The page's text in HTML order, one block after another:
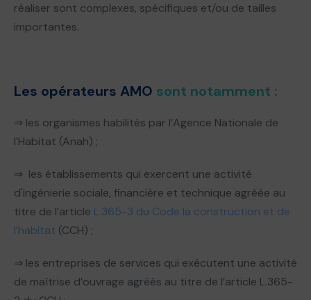
réaliser sont complexes, spécifiques et/ou de tailles
importantes.
Les opérateurs AMO sont notamment :
⇒ les organismes habilités par l’Agence Nationale de
l’Habitat (Anah) ;
⇒ les établissements qui exercent une activité
d'ingénierie sociale, financière et technique agréée au
titre de l’article L.365-3 du Code la construction et de
l’habitat (CCH) ;
⇒ les entreprises de services qui exécutent une activité
de maîtrise d’ouvrage agréés au titre de l’article L.365-